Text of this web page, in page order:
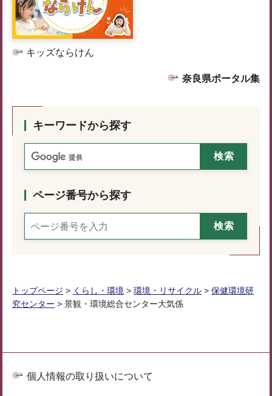
キッズならけん
奈良県ポータル集
キーワードから探す
ページ番号から探す
トップページ > くらし・環境 > 環境・リサイクル > 保健環境研
究センター > 景観・環境総合センター大気係
個人情報の取り扱いについて